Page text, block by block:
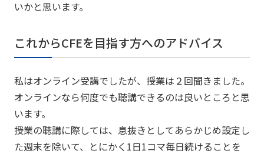
いかと思います。
これからCFEを目指す方へのアドバイス
私はオンライン受講でしたが、授業は２回聞きました。
オンラインなら何度でも聴講できるのは良いところと思
います。
授業の聴講に際しては、息抜きとしてあらかじめ設定し
た週末を除いて、とにかく1日1コマ毎日続けることを